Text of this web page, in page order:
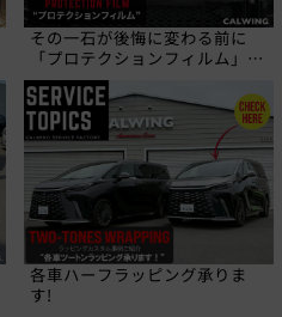
その一石が後悔に変わる前に
「プロテクションフィルム」と
いう選択を!
各車ハーフラッピング承りま
す!